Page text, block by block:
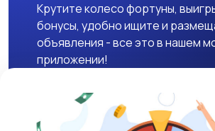
Крутите колесо фортуны,
бонусы, удобно ищите и
объявления - все это в нашем
приложении!
Скачать APK